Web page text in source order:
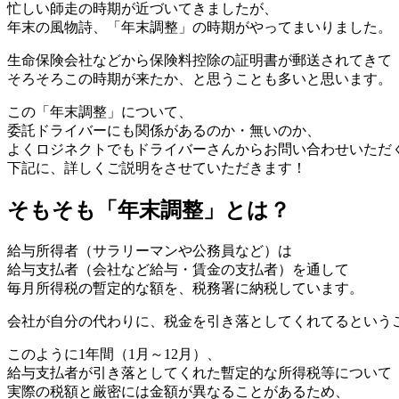
忙しい師走の時期が近づいてきましたが、
年末の風物詩、「年末調整」の時期がやってまいりました。
生命保険会社などから保険料控除の証明書が郵送されてきて
そろそろこの時期が来たか、と思うことも多いと思います。
この「年末調整」について、
委託ドライバーにも関係があるのか・無いのか、
よくロジネクトでもドライバーさんからお問い合わせいただ
下記に、詳しくご説明をさせていただきます！
そもそも「年末調整」とは？
給与所得者（サラリーマンや公務員など）は
給与支払者（会社など給与・賃金の支払者）を通して
毎月所得税の暫定的な額を、税務署に納税しています。
会社が自分の代わりに、税金を引き落としてくれてるという
このように1年間（1月～12月）、
給与支払者が引き落としてくれた暫定的な所得税等について
実際の税額と厳密には金額が異なることがあるため、